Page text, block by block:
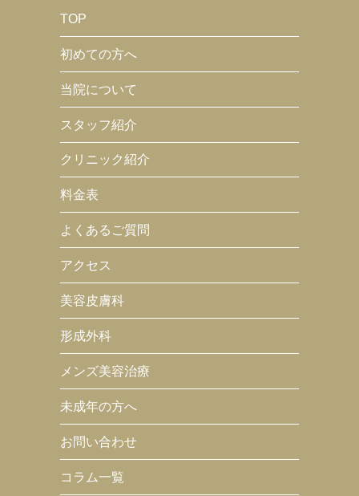
TOP
初めての方へ
当院について
スタッフ紹介
クリニック紹介
料金表
よくあるご質問
アクセス
美容皮膚科
形成外科
メンズ美容治療
未成年の方へ
お問い合わせ
コラム一覧